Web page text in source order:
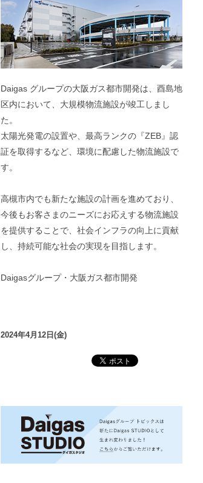
Daigas グループの大阪ガス都市開発は、酉島地
区内において、大規模物流施設が竣工しまし
た。
太陽光発電の設置や、最高ランクの『ZEB』認
証を取得するなど、環境に配慮した物流施設で
す。
高槻市内でも新たな施設の計画を進めており、
今後もお客さまのニーズにお応えする物流施設
を提供することで、社会インフラの向上に貢献
し、持続可能な社会の実現を目指します。
Daigasグループ・大阪ガス都市開発
2024年4月12日(金)